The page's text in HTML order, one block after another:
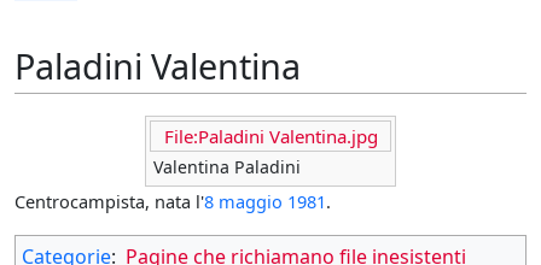
Paladini Valentina
File:Paladini Valentina.jpg
Valentina Paladini
Centrocampista, nata l'8 maggio 1981.
Categorie: Pagine che richiamano file inesistenti